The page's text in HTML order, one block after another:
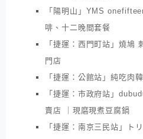
「陽明山」YMS
啡、十二晚間套餐
「捷運：西門町站」燒鳩
門店
「捷運：公館站」純吃肉
「捷運：市政府站」
賣店 ｜現磨現煮豆腐鍋
「捷運：南京三民站」ト